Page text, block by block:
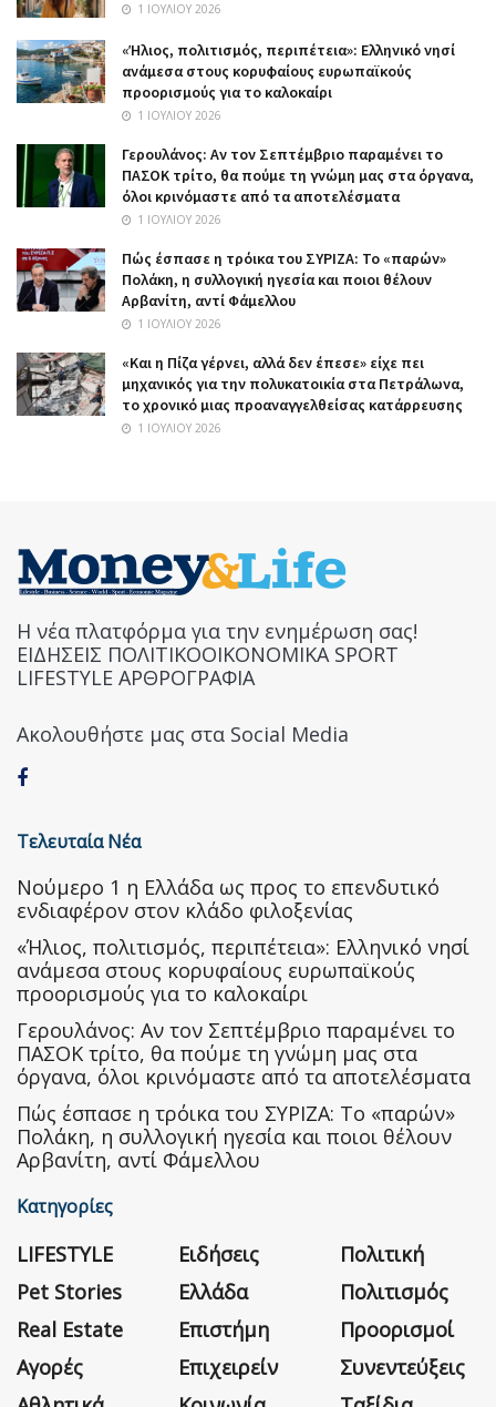
1 ΙΟΥΛΊΟΥ 2026
«Ήλιος, πολιτισμός, περιπέτεια»: Ελληνικό νησί
ανάμεσα στους κορυφαίους ευρωπαϊκούς
προορισμούς για το καλοκαίρι
1 ΙΟΥΛΊΟΥ 2026
Γερουλάνος: Αν τον Σεπτέμβριο παραμένει το
ΠΑΣΟΚ τρίτο, θα πούμε τη γνώμη μας στα όργανα,
όλοι κρινόμαστε από τα αποτελέσματα
1 ΙΟΥΛΊΟΥ 2026
Πώς έσπασε η τρόικα του ΣΥΡΙΖΑ: Το «παρών»
Πολάκη, η συλλογική ηγεσία και ποιοι θέλουν
Αρβανίτη, αντί Φάμελλου
1 ΙΟΥΛΊΟΥ 2026
«Και η Πίζα γέρνει, αλλά δεν έπεσε» είχε πει
μηχανικός για την πολυκατοικία στα Πετράλωνα,
το χρονικό μιας προαναγγελθείσας κατάρρευσης
1 ΙΟΥΛΊΟΥ 2026
Η νέα πλατφόρμα για την ενημέρωση σας!
ΕΙΔΗΣΕΙΣ ΠΟΛΙΤΙΚΟΟΙΚΟΝΟΜΙΚΑ SPORT
LIFESTYLE ΑΡΘΡΟΓΡΑΦΙΑ
Ακολουθήστε μας στα Social Media
Τελευταία Νέα
Nούμερο 1 η Ελλάδα ως προς το επενδυτικό
ενδιαφέρον στον κλάδο φιλοξενίας
«Ήλιος, πολιτισμός, περιπέτεια»: Ελληνικό νησί
ανάμεσα στους κορυφαίους ευρωπαϊκούς
προορισμούς για το καλοκαίρι
Γερουλάνος: Αν τον Σεπτέμβριο παραμένει το
ΠΑΣΟΚ τρίτο, θα πούμε τη γνώμη μας στα
όργανα, όλοι κρινόμαστε από τα αποτελέσματα
Πώς έσπασε η τρόικα του ΣΥΡΙΖΑ: Το «παρών»
Πολάκη, η συλλογική ηγεσία και ποιοι θέλουν
Αρβανίτη, αντί Φάμελλου
Κατηγορίες
LIFESTYLE
Pet Stories
Real Estate
Αγορές
Ειδήσεις
Ελλάδα
Επιστήμη
Επιχειρείν
Πολιτική
Πολιτισμός
Προορισμοί
Συνεντεύξεις